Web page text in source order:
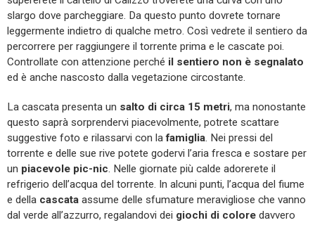
slargo dove parcheggiare. Da questo punto dovrete tornare
leggermente indietro di qualche metro. Così vedrete il sentiero da
percorrere per raggiungere il torrente prima e le cascate poi.
Controllate con attenzione perché il sentiero non è segnalato
ed è anche nascosto dalla vegetazione circostante.
La cascata presenta un salto di circa 15 metri, ma nonostante
questo saprà sorprendervi piacevolmente, potrete scattare
suggestive foto e rilassarvi con lafamiglia. Nei pressi del
torrente e delle sue rive potete godervi l’aria fresca e sostare per
un piacevole pic-nic. Nelle giornate più calde adorerete il
refrigerio dell’acqua del torrente. In alcuni punti, l’acqua del fiume
e della cascata assume delle sfumature meravigliose che vanno
dal verde all’azzurro, regalandovi dei giochi di colore davvero